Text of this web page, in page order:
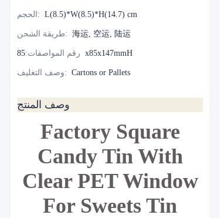
الحجم : L(8.5)*W(8.5)*H(14.7) cm
طريقة الشحن: 海运, 空运, 陆运
رقم المواصفات: 85x85x147mmH
وصف التغليف: Cartons or Pallets
وصف المنتج
Factory Square
Candy Tin With
Clear PET Window
For Sweets Tin